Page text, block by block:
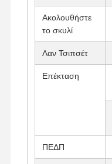
Ακολουθήστε
το σκυλί
Λαν Τσιπσέτ
Επέκταση
ΠΕΔΠ